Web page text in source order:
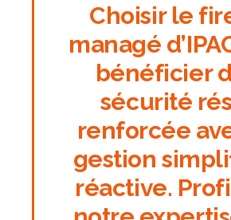
Choisir le firewall
managé
bénéficier
sécurité
renforcée
gestion
réactive.